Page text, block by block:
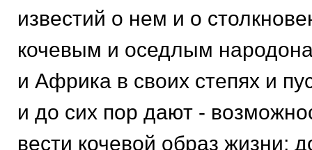
известий о нем и о
кочевым и оседлым
и Африка в своих степях и
и до сих пор дают -
вести кочевой образ жизни;